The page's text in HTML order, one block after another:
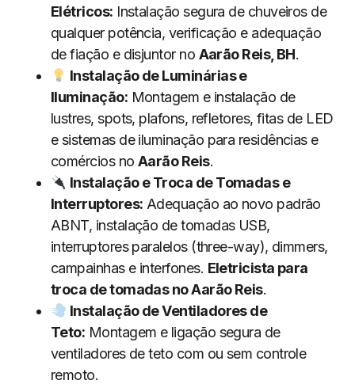
Elétricos: Instalação segura de chuveiros de
qualquer potência, verificação e adequação
de fiação e disjuntor no Aarão Reis, BH.
Instalação de Luminárias e
Iluminação: Montagem e instalação de
lustres, spots, plafons, refletores, fitas de LED
e sistemas de iluminação para residências e
comércios no Aarão Reis.
Instalação e Troca de Tomadas e
Interruptores: Adequação ao novo padrão
ABNT, instalação de tomadas USB,
interruptores paralelos (three-way), dimmers,
campainhas e interfones. Eletricista para
troca de tomadas no Aarão Reis.
Instalação de Ventiladores de
Teto: Montagem e ligação segura de
ventiladores de teto com ou sem controle
remoto.